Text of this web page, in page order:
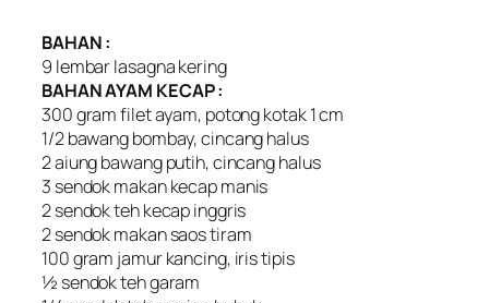
BAHAN :
9 lembar lasagna kering
BAHAN AYAM KECAP :
300 gram filet ayam, potong kotak 1 cm
1/2 bawang bombay, cincang halus
2 aiung bawang putih, cincang halus
3 sendok makan kecap manis
2 sendok teh kecap inggris
2 sendok makan saos tiram
100 gram jamur kancing, iris tipis
½ sendok teh garam